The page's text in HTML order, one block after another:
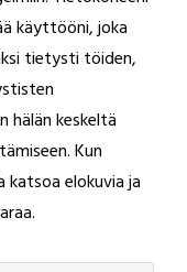
käyttööni, joka
tietysti töiden,
hälän keskeltä
Kun
katsoa elokuvia ja